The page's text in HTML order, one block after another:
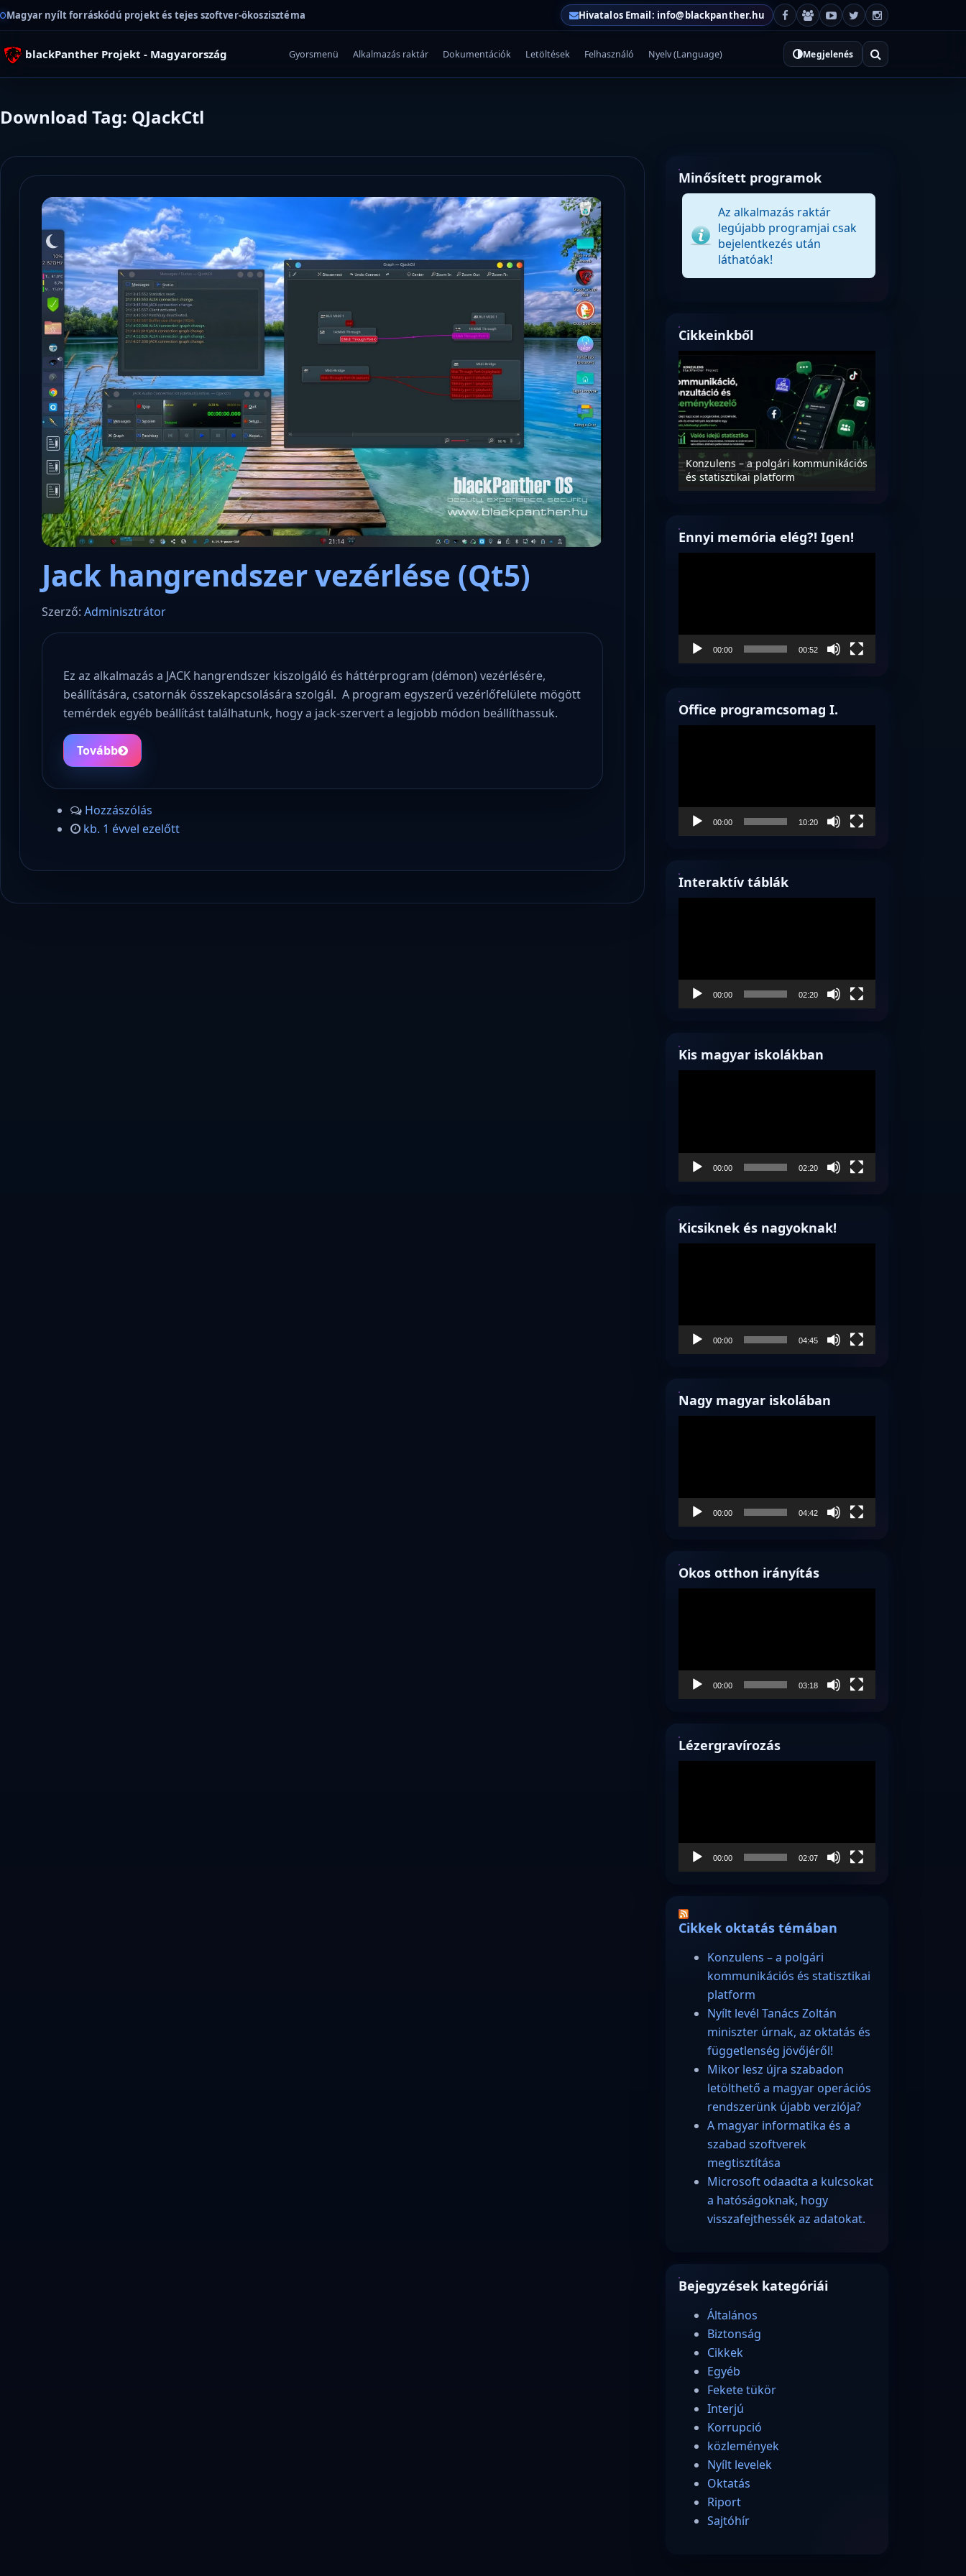
Magyar nyílt forráskódú projekt és tejes szoftver-ökoszisztéma Hivatalos Email: info@blackpanther.hu
blackPanther Projekt - Magyarország Gyorsmenü Alkalmazás raktár Dokumentációk Letöltések Felhasználó Nyelv (Language) Megjelenés
Download Tag: QJackCtl
Jack hangrendszer vezérlése (Qt5)
Szerző: Adminisztrátor
Ez az alkalmazás a JACK hangrendszer kiszolgáló és háttérprogram (démon) vezérlésére,
beállítására, csatornák összekapcsolására szolgál. A program egyszerű vezérlőfelülete mögött
temérdek egyéb beállítást találhatunk, hogy a jack-szervert a legjobb módon beállíthassuk.
Tovább
Hozzászólás
kb. 1 évvel ezelőtt
Minősített programok
Az alkalmazás raktár
legújabb programjai csak
bejelentkezés után
láthatóak!
Cikkeinkből
Microsoft odaadta a kulcsokat a
hatóságoknak, hogy visszafejthessék
az adatokat.
Konzulens – a polgári kommunikációs
és statisztikai platform
Ennyi memória elég?! Igen!
00:00 00:52
Office programcsomag I.
00:00 10:20
Interaktív táblák
00:00 02:20
Kis magyar iskolákban
00:00 02:20
Kicsiknek és nagyoknak!
00:00 04:45
Nagy magyar iskolában
00:00 04:42
Okos otthon irányítás
00:00 03:18
Lézergravírozás
00:00 02:07
Cikkek oktatás témában
Konzulens – a polgári
kommunikációs és statisztikai
platform
Nyílt levél Tanács Zoltán
miniszter úrnak, az oktatás és
függetlenség jövőjéről!
Mikor lesz újra szabadon
letölthető a magyar operációs
rendszerünk újabb verziója?
A magyar informatika és a
szabad szoftverek
megtisztítása
Microsoft odaadta a kulcsokat
a hatóságoknak, hogy
visszafejthessék az adatokat.
Bejegyzések kategóriái
Általános
Biztonság
Cikkek
Egyéb
Fekete tükör
Interjú
Korrupció
közlemények
Nyílt levelek
Oktatás
Riport
Sajtóhír